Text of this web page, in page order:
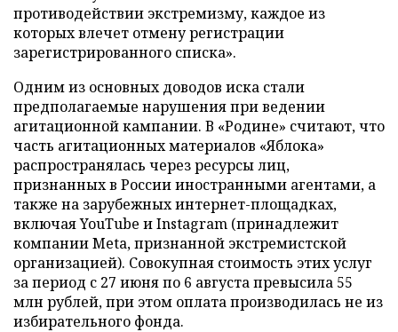
противодействии экстремизму, каждое из
которых влечет отмену регистрации
зарегистрированного списка».
Одним из основных доводов иска стали
предполагаемые нарушения при ведении
агитационной кампании. В «Родине» считают, что
часть агитационных материалов «Яблока»
распространялась через ресурсы лиц,
признанных в России иностранными агентами, а
также на зарубежных интернет-площадках,
включая YouTube и Instagram (принадлежит
компании Meta, признанной экстремистской
организацией). Совокупная стоимость этих услуг
за период с 27 июня по 6 августа превысила 55
млн рублей, при этом оплата производилась не из
избирательного фонда.